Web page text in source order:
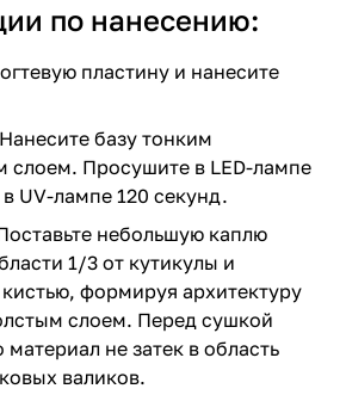
по нанесению:
пластину и нанесите
базу тонким
слоем. Просушите в LED-лампе
UV-лампе 120 секунд.
небольшую каплю
1/3 от кутикулы и
формируя архитектуру
слоем. Перед сушкой
материал не затек в область
валиков.